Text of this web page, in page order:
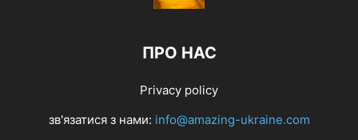
ПРО НАС
Privacy policy
зв'язатися з нами: info@amazing-ukraine.com